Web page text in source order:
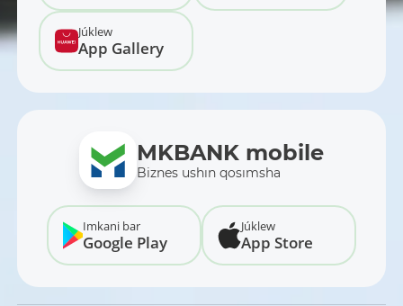
Júklew
App Gallery
MKBANK mobile
Biznes ushın qosımsha
Imkani bar
Google Play
Júklew
App Store